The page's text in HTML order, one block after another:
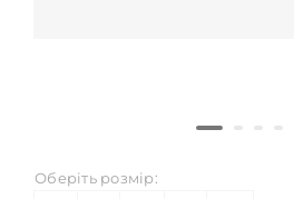
Оберіть розмір: